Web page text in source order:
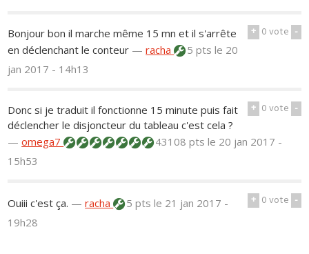
+ 0vote -
Bonjour bon il marche même 15 mn et il s'arrête
en déclenchant le conteur —racha 5 ptsle 20
jan 2017 - 14h13
+ 0vote -
Donc si je traduit il fonctionne 15 minute puis fait
déclencher le disjoncteur du tableau c'est cela ?
—omega7 43108 ptsle 20 jan 2017 -
15h53
+ 0vote -
Ouiii c'est ça. —racha 5 ptsle 21 jan 2017 -
19h28